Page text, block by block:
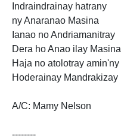
Indraindrainay hatrany
ny Anaranao Masina
Ianao no Andriamanitray
Dera ho Anao ilay Masina
Haja no atolotray
Hoderainay Mandrakizay
A/C: Mamy Nelson
--------